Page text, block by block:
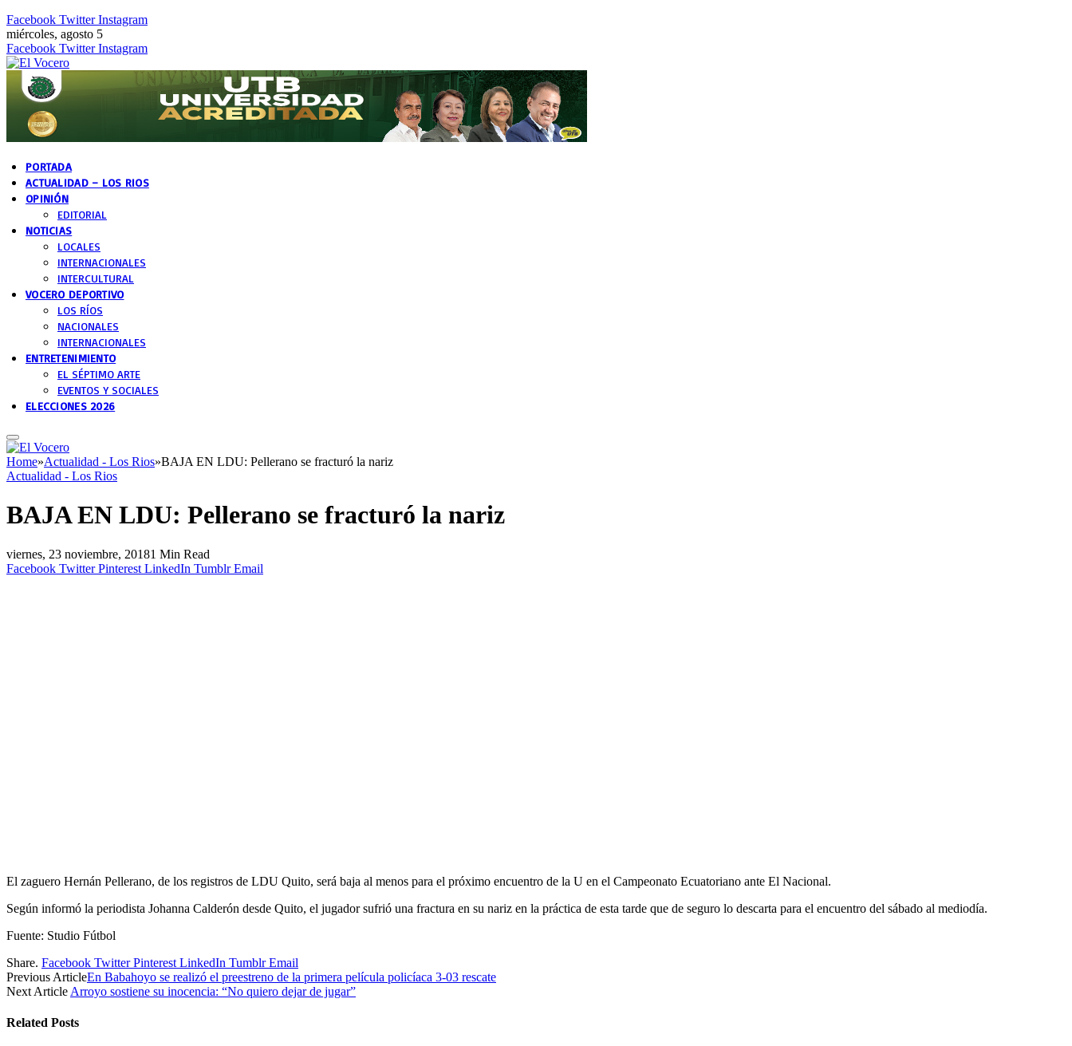
Facebook Twitter Instagram
miércoles, agosto 5
Facebook Twitter Instagram
PORTADA
ACTUALIDAD – LOS RIOS
OPINIÓN
EDITORIAL
NOTICIAS
LOCALES
INTERNACIONALES
INTERCULTURAL
VOCERO DEPORTIVO
LOS RÍOS
NACIONALES
INTERNACIONALES
ENTRETENIMIENTO
EL SÉPTIMO ARTE
EVENTOS Y SOCIALES
ELECCIONES 2026
Home»Actualidad - Los Rios»BAJA EN LDU: Pellerano se fracturó la nariz
Actualidad - Los Rios
BAJA EN LDU: Pellerano se fracturó la nariz
viernes, 23 noviembre, 20181 Min Read
Facebook Twitter Pinterest LinkedIn Tumblr Email
El zaguero Hernán Pellerano, de los registros de LDU Quito, será baja al menos para el próximo encuentro de la U en el Campeonato Ecuatoriano ante El Nacional.
Según informó la periodista Johanna Calderón desde Quito, el jugador sufrió una fractura en su nariz en la práctica de esta tarde que de seguro lo descarta para el encuentro del sábado al mediodía.
Fuente: Studio Fútbol
Share. Facebook Twitter Pinterest LinkedIn Tumblr Email
Previous ArticleEn Babahoyo se realizó el preestreno de la primera película policíaca 3-03 rescate
Next Article Arroyo sostiene su inocencia: “No quiero dejar de jugar”
Related Posts